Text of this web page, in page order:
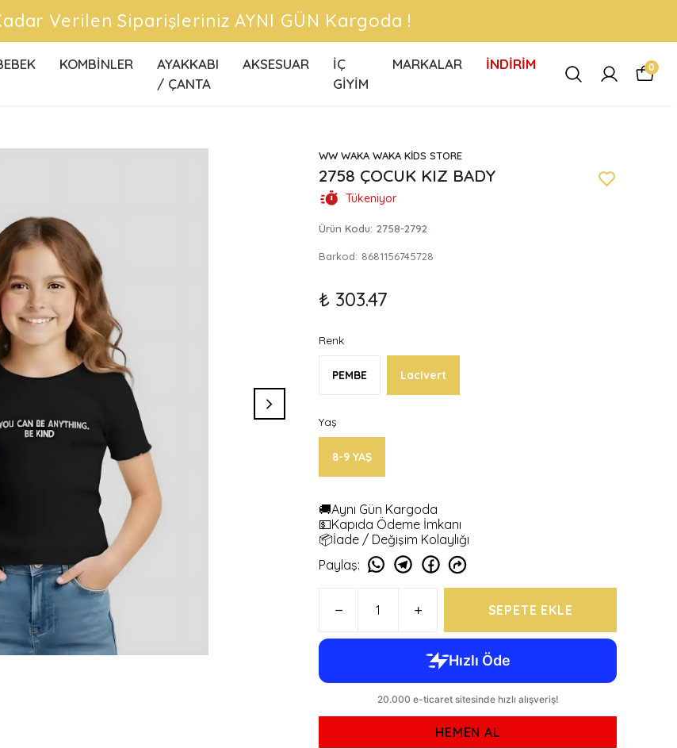
KARGO FIRSATLARINI KAÇIRMA !
KOMBİNLER
AYAKKABI
/ ÇANTA
AKSESUAR
İÇ
GİYİM
MARKALAR İNDİRİM 0
WW WAKA WAKA KİDS STORE
2758 ÇOCUK KIZ BADY
Tükeniyor
Ürün Kodu: 2758-2792
Barkod: 8681156745728
₺ 303.47
Renk
PEMBE Lacivert
Yaş
8-9 YAŞ
🚚Aynı Gün Kargoda
💵Kapıda Ödeme İmkanı
📦İade / Değişim Kolaylığı
Paylaş:
SEPETE EKLE
HEMEN AL